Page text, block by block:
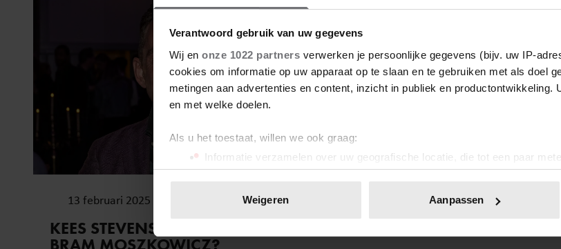
Verantwoord gebruik van uw gegevens
Wij en onze 1022 partners verwerken je persoonlijke gegevens (bijv. uw IP-
cookies om informatie op uw apparaat op te slaan en te gebruiken met als doel
metingen aan advertenties en content, inzicht in publiek en productontwikkeling.
en met welke doelen.
Als u het toestaat, willen we ook graag:
Informatie verzamelen over uw geografische locatie, die tot een paar
Uw apparaat identificeren door het actief te scannen op specifieke
toestemming op elk moment wijzigen of intrekken in de Cookieverklaring.
We gebruiken cookies om content en advertenties te personaliseren, om
Weigeren Aanpassen
13 februari 2025
KEES STEVENS OP DATE MET
BRAM MOSZKOWICZ?